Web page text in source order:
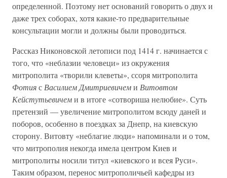
определенной. Поэтому нет оснований говорить о двух и
даже трех соборах, хотя какие-то предварительные
консультации могли и должны были проводиться.
Рассказ Никоновской летописи под 1414 г. начинается с
того, что «неблазии человеци» из окружения
митрополита «творили клеветы», ссоря митрополита
Фотияс Василием Дмитриевичеми Витовтом
Кейстутьевичеми в итоге «сотвориша нелюбие». Суть
претензий — увеличение митрополитом всюду даней и
поборов, особенно в поездках за Днепр, на киевскую
сторону. Витовту «неблагие люди» напоминали и о том,
что митрополия некогда имела центром Киев и
митрополиты носили титул «киевского и всея Руси».
Таким образом, перенос митрополичьей кафедры из